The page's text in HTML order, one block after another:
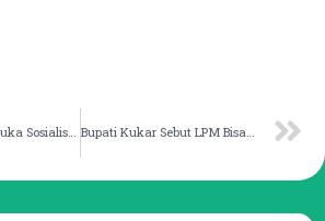
Asisten I Kukar Buka Sosialisasi Inspesktorat Guna Perkuat Kerjasama Bupati Kukar Sebut LPM Bisa Berperan Entaskan Kemiskinan